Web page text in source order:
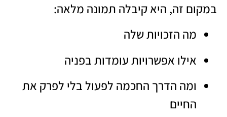
במקום זה, היא קיבלה תמונה מלאה:
מה הזכויות שלה
אילו אפשרויות עומדות בפניה
ומה הדרך החכמה לפעול בלי לפרק את
החיים